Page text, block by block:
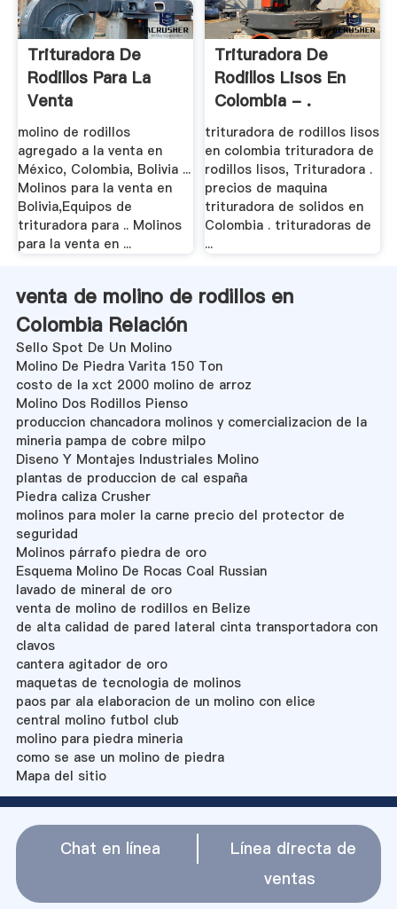
Trituradora De
Rodillos Para La
Venta
molino de rodillos
agregado a la venta en
México, Colombia, Bolivia ...
Molinos para la venta en
Bolivia,Equipos de
trituradora para .. Molinos
para la venta en ...
Trituradora De
Rodillos Lisos En
Colombia - .
trituradora de rodillos lisos
en colombia trituradora de
rodillos lisos, Trituradora .
precios de maquina
trituradora de solidos en
Colombia . trituradoras de
...
venta de molino de rodillos en
Colombia Relación
Sello Spot De Un Molino
Molino De Piedra Varita 150 Ton
costo de la xct 2000 molino de arroz
Molino Dos Rodillos Pienso
produccion chancadora molinos y comercializacion de la
mineria pampa de cobre milpo
Diseno Y Montajes Industriales Molino
plantas de produccion de cal españa
Piedra caliza Crusher
molinos para moler la carne precio del protector de
seguridad
Molinos párrafo piedra de oro
Esquema Molino De Rocas Coal Russian
lavado de mineral de oro
venta de molino de rodillos en Belize
de alta calidad de pared lateral cinta transportadora con
clavos
cantera agitador de oro
maquetas de tecnologia de molinos
paos par ala elaboracion de un molino con elice
central molino futbol club
molino para piedra mineria
como se ase un molino de piedra
Mapa del sitio
Chat en línea
Línea directa de
ventas